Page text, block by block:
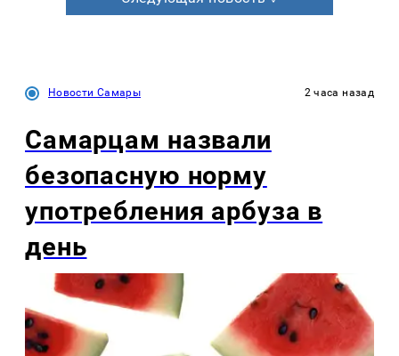
Новости Самары 2 часа назад
Самарцам назвали
безопасную норму
употребления арбуза в
день